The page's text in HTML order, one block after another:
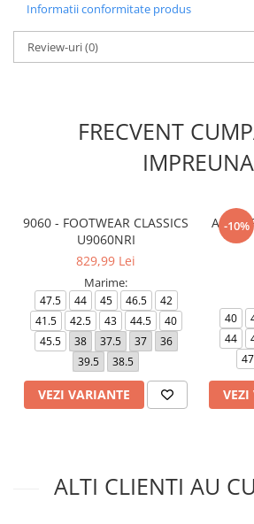
Informatii conformitate produs
Review-uri(0)
FRECVENT
IMPREUNA
9060 - FOOTWEAR CLASSICS
U9060NRI
829,99 Lei
Marime:
47.5 44 45 46.5
42
41.5
42.5 43 44.5
40
45.5
38 37.5 37
36
39.5
38.5
VEZI VARIANTE
-10%
AIR
40
44
VEZI
ALTI CLIENTI AU